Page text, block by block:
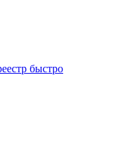
быстро